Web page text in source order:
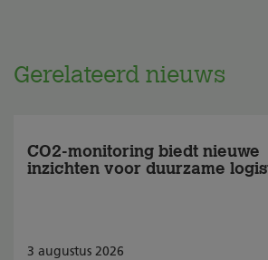
Gerelateerd nieuws
CO2-monitoring biedt nieuwe
inzichten voor duurzame
3 augustus 2026